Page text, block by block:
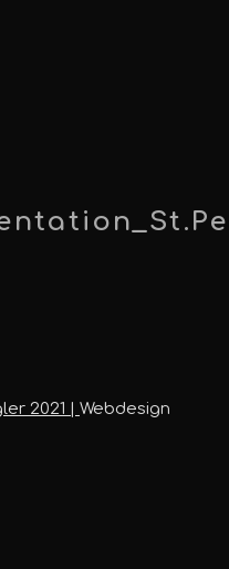
2021 | Webdesign